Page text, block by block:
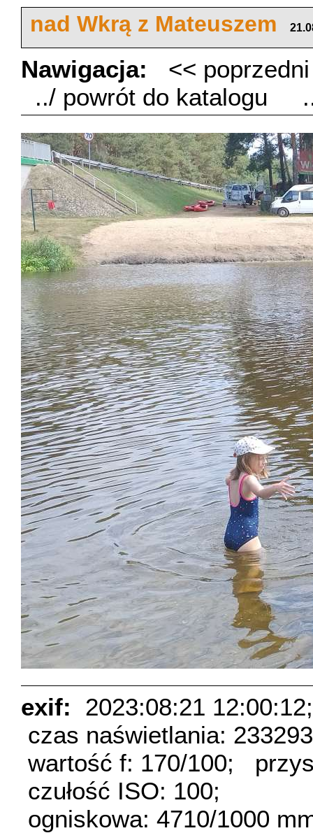
nad Wkrą z Mateuszem
Nawigacja:
<<
../ powrót do katalogu
exif:
2023:08:21 12:00:12;
czas naświetlania:
wartość f: 170/100;
czułość ISO: 100;
ogniskowa: 4710/1000